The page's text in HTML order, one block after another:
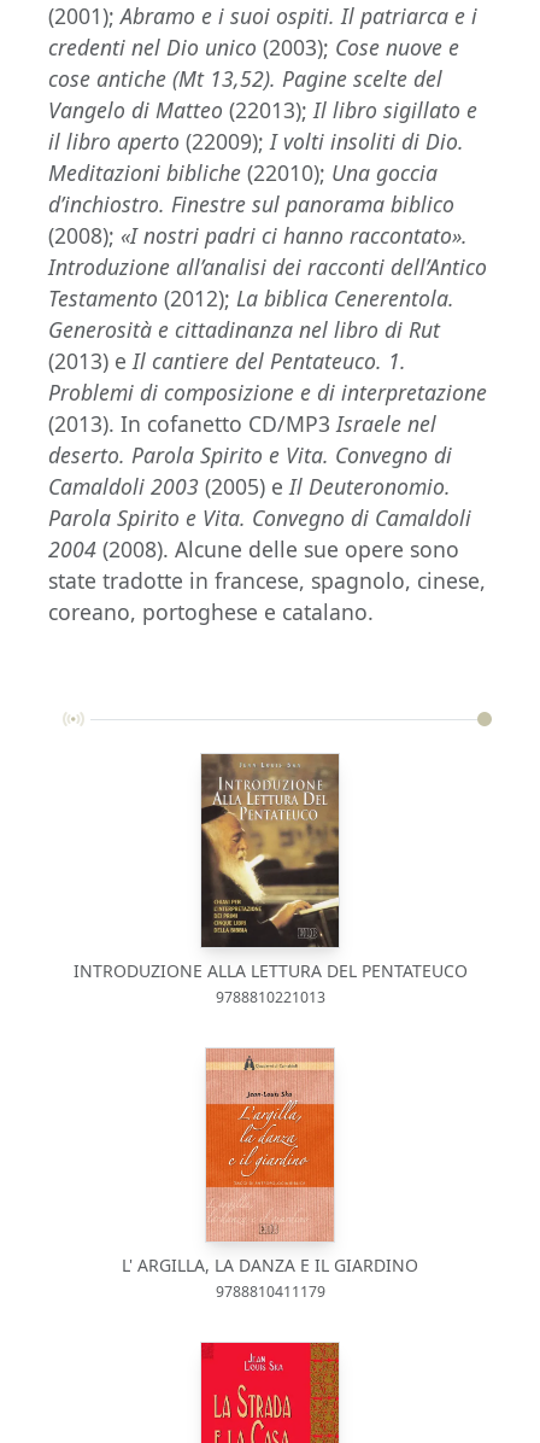
(2001);Abramo e i suoi ospiti. Il patriarca e i
credenti nel Dio unico (2003); Cose nuove e
cose antiche (Mt 13,52). Pagine scelte del
Vangelo di Matteo (22013);Il libro sigillato e
il libro aperto (22009);I volti insoliti di Dio.
Meditazioni bibliche (22010); Una goccia
d’inchiostro. Finestre sul panorama biblico
(2008); «I nostri padri ci hanno raccontato».
Introduzione all’analisi dei racconti dell’Antico
Testamento (2012); La biblica Cenerentola.
Generosità e cittadinanza nel libro di Rut
(2013) eIl cantiere del Pentateuco. 1.
Problemi di composizione e di interpretazione
(2013). In cofanetto CD/MP3Israele nel
deserto. Parola Spirito e Vita. Convegno di
Camaldoli 2003 (2005) eIl Deuteronomio.
Parola Spirito e Vita. Convegno di Camaldoli
2004 (2008). Alcune delle sue opere sono
state tradotte in francese, spagnolo, cinese,
coreano, portoghese e catalano.
INTRODUZIONE ALLA LETTURA DEL PENTATEUCO
9788810221013
L' ARGILLA, LA DANZA E IL GIARDINO
9788810411179